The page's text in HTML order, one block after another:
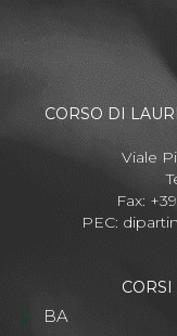
CORSO DI
Viale
Fax:
PEC:
BA